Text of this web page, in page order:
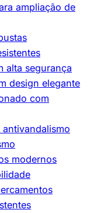
ampliação de
alta segurança
design elegante
com
antivandalismo
modernos